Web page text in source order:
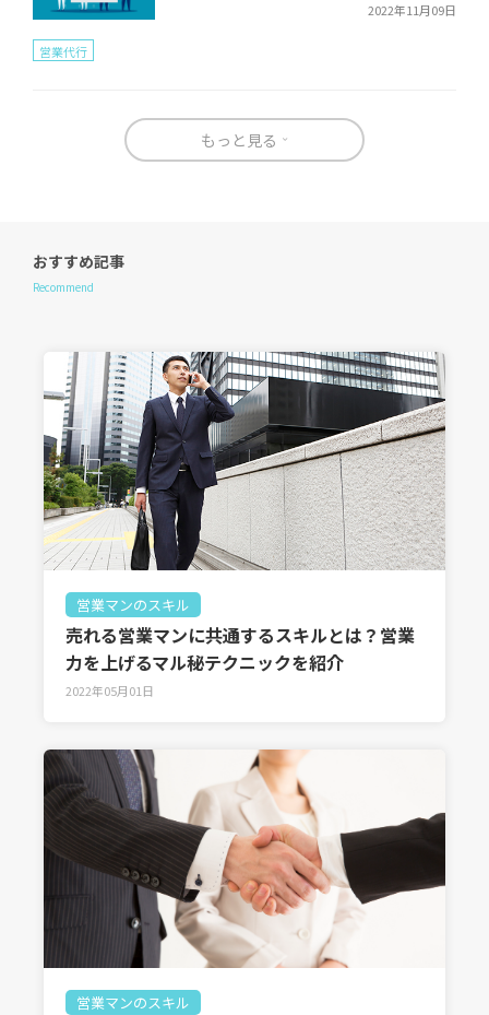
2022年11月09日
営業代行
もっと見る
おすすめ記事
Recommend
営業マンのスキル
売れる営業マンに共通するスキルとは？営業
力を上げるマル秘テクニックを紹介
2022年05月01日
営業マンのスキル